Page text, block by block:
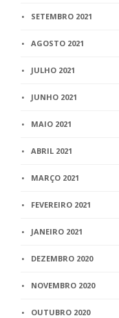
SETEMBRO 2021
AGOSTO 2021
JULHO 2021
JUNHO 2021
MAIO 2021
ABRIL 2021
MARÇO 2021
FEVEREIRO 2021
JANEIRO 2021
DEZEMBRO 2020
NOVEMBRO 2020
OUTUBRO 2020